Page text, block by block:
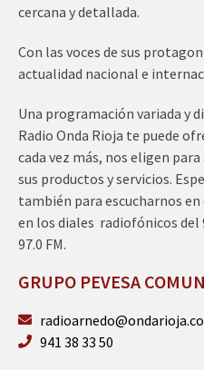
cercana y detallada.
Con las voces de sus
actualidad nacional e
Una programación variada y
Radio Onda Rioja te puede
cada vez más, nos eligen
sus productos y servicios.
también para escucharnos
en los diales radiofónicos del
97.0 FM.
GRUPO PEVESA
941 38 33 50